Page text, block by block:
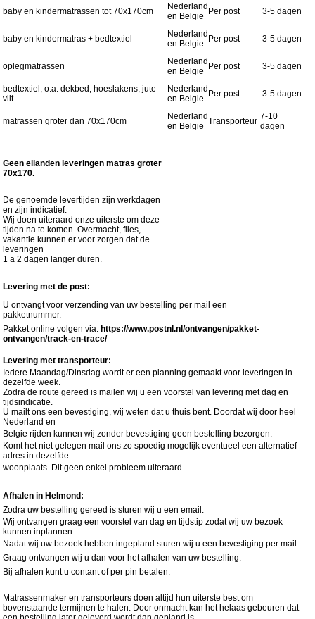
baby en kindermatrassen tot 70x170cm
Nederland
en Belgie
Per post 3-5 dagen
baby en kindermatras + bedtextiel
Nederland
en Belgie
Per post 3-5 dagen
oplegmatrassen
Nederland
en Belgie
Per post 3-5 dagen
bedtextiel, o.a. dekbed, hoeslakens, jute
vilt
Nederland
en Belgie
Per post 3-5 dagen
matrassen groter dan 70x170cm
Nederland
en Belgie Transporteur 7-10
dagen
Geen eilanden leveringen matras groter
70x170.
De genoemde levertijden zijn werkdagen
en zijn indicatief.
Wij doen uiteraard onze uiterste om deze
tijden na te komen. Overmacht, files,
vakantie kunnen er voor zorgen dat de
leveringen
1 a 2 dagen langer duren.
Levering met de post:
U ontvangt voor verzending van uw bestelling per mail een
pakketnummer.
Pakket online volgen via: https://www.postnl.nl/ontvangen/pakket-
ontvangen/track-en-trace/
Levering met transporteur:
Iedere Maandag/Dinsdag wordt er een planning gemaakt voor leveringen in
dezelfde week.
Zodra de route gereed is mailen wij u een voorstel van levering met dag en
tijdsindicatie.
U mailt ons een bevestiging, wij weten dat u thuis bent. Doordat wij door heel
Nederland en
Belgie rijden kunnen wij zonder bevestiging geen bestelling bezorgen.
Komt het niet gelegen mail ons zo spoedig mogelijk eventueel een alternatief
adres in dezelfde
woonplaats. Dit geen enkel probleem uiteraard.
Afhalen in Helmond:
Zodra uw bestelling gereed is sturen wij u een email.
Wij ontvangen graag een voorstel van dag en tijdstip zodat wij uw bezoek
kunnen inplannen.
Nadat wij uw bezoek hebben ingepland sturen wij u een bevestiging per mail.
Graag ontvangen wij u dan voor het afhalen van uw bestelling.
Bij afhalen kunt u contant of per pin betalen.
Matrassenmaker en transporteurs doen altijd hun uiterste best om
bovenstaande termijnen te halen. Door onmacht kan het helaas gebeuren dat